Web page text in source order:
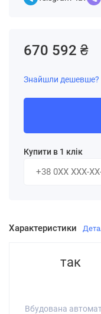
Характеристики
так
Вбудована
670 592 ₴
Знайшли дешевше?
Купити в 1 клік